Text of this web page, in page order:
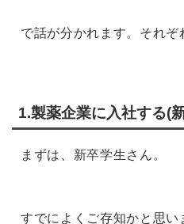
で話が分かれます。それぞ
1.製薬企業に入社する(
まずは、新卒学生さん。
すでによくご存知かと思